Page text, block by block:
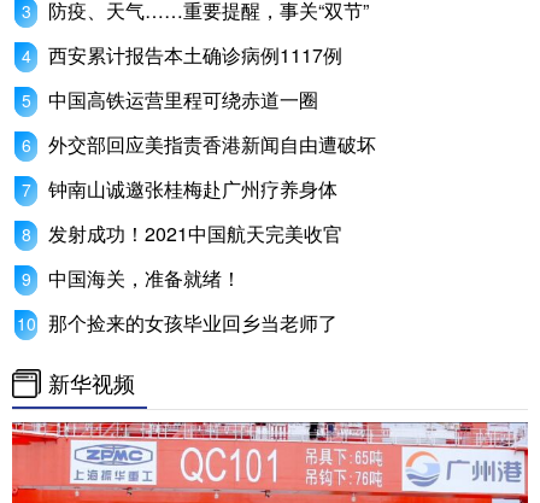
防疫、天气……重要提醒，事关“双节”
西安累计报告本土确诊病例1117例
中国高铁运营里程可绕赤道一圈
外交部回应美指责香港新闻自由遭破坏
钟南山诚邀张桂梅赴广州疗养身体
发射成功！2021中国航天完美收官
中国海关，准备就绪！
那个捡来的女孩毕业回乡当老师了
新华视频